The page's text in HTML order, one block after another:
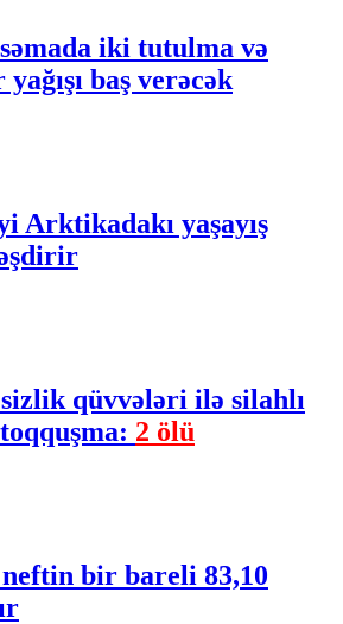
iki tutulma və
baş verəcək
Arktikadakı yaşayış
qüvvələri ilə silahlı
2 ölü
bir bareli 83,10